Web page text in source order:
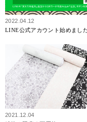
2022.04.12
LINE公式アカウント始めました
2021.12.04